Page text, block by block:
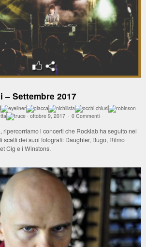
– Settembre 2017
· ottobre 9, 2017 · 0 Commenti ·
ripercorriamo i concerti che Rocklab ha seguito nel
scatti dei suoi fotografi: Daughter, Bugo, Ritmo
Cig e i Winstons.